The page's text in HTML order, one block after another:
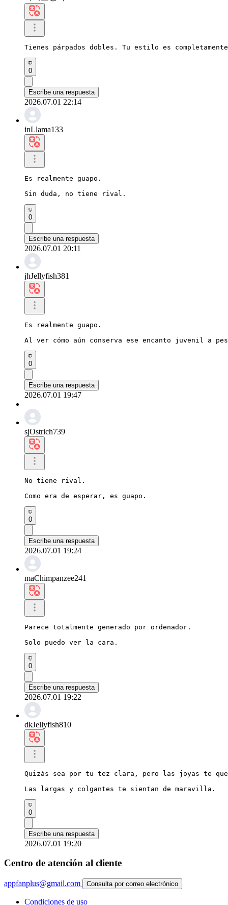
Tienes párpados dobles. Tu estilo es
0
Escribe una respuesta
2026.07.01 22:14
inLlama133
Es realmente guapo.
Sin duda, no tiene rival.
0
Escribe una respuesta
2026.07.01 20:11
jhJellyfish381
Es realmente guapo.
Al ver cómo aún conserva ese encanto juvenil a
0
Escribe una respuesta
2026.07.01 19:47
sjOstrich739
No tiene rival.
Como era de esperar, es guapo.
0
Escribe una respuesta
2026.07.01 19:24
maChimpanzee241
Parece totalmente generado por ordenador.
Solo puedo ver la cara.
0
Escribe una respuesta
2026.07.01 19:22
dkJellyfish810
Quizás sea por tu tez clara, pero las joyas te
Las largas y colgantes te sientan de maravilla.
0
Escribe una respuesta
2026.07.01 19:20
Centro de atención al cliente
appfanplus@gmail.com Consulta por correo electrónico
Condiciones de uso